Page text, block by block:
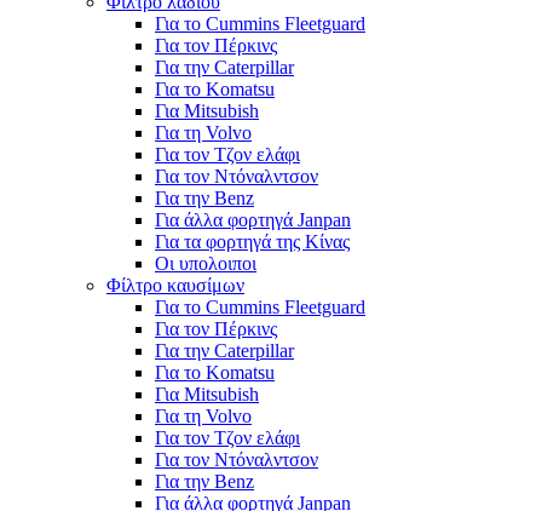
Για το Cummins Fleetguard
Για τον Πέρκινς
Για την Caterpillar
Για το Komatsu
Για Mitsubish
Για τη Volvo
Για τον Τζον ελάφι
Για τον Ντόναλντσον
Για την Benz
Για άλλα φορτηγά Janpan
Για τα φορτηγά της Κίνας
Οι υπολοιποι
Φίλτρο καυσίμων
Για το Cummins Fleetguard
Για τον Πέρκινς
Για την Caterpillar
Για το Komatsu
Για Mitsubish
Για τη Volvo
Για τον Τζον ελάφι
Για τον Ντόναλντσον
Για την Benz
Για άλλα φορτηγά Janpan